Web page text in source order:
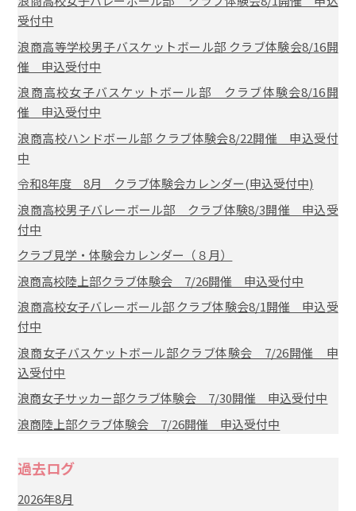
受付中
浪商高等学校男子バスケットボール部 クラブ体験会8/16開
催 申込受付中
浪商高校女子バスケットボール部 クラブ体験会8/16開
催 申込受付中
浪商高校ハンドボール部 クラブ体験会8/22開催 申込受付
中
令和8年度 8月 クラブ体験会カレンダー(申込受付中)
浪商高校男子バレーボール部 クラブ体験8/3開催 申込受
付中
クラブ見学・体験会カレンダー（８月）
浪商高校陸上部クラブ体験会 7/26開催 申込受付中
浪商高校女子バレーボール部 クラブ体験会8/1開催 申込受
付中
浪商女子バスケットボール部クラブ体験会 7/26開催 申
込受付中
浪商女子サッカー部クラブ体験会 7/30開催 申込受付中
浪商陸上部クラブ体験会 7/26開催 申込受付中
過去ログ
2026年8月